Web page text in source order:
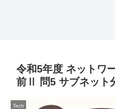
令和5年度 ネットワ
前Ⅱ 問5 サブネット
Tech